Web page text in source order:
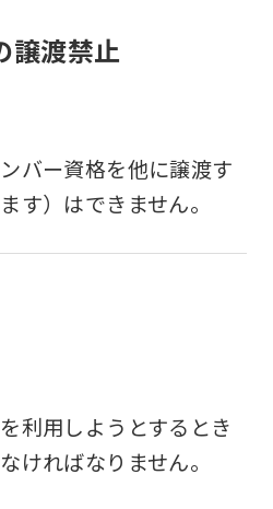
譲渡禁止
バー資格を他に譲渡す
す）はできません。
利用しようとするとき
ければなりません。